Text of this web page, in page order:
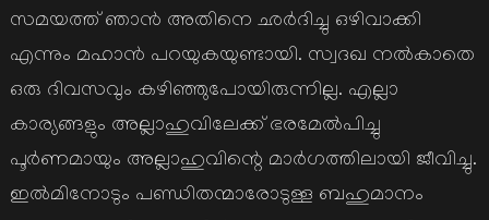
സമയത്ത് ഞാന്‍ അതിനെ ഛര്‍ദിച്ചു ഒഴിവാക്കി
എന്നും മഹാന്‍ പറയുകയുണ്ടായി. സ്വദഖ നല്‍കാതെ
ഒരു ദിവസവും കഴിഞ്ഞുപോയിരുന്നില്ല. എല്ലാ
കാര്യങ്ങളും അല്ലാഹുവിലേക്ക് ഭരമേല്‍പിച്ചു
പൂര്‍ണമായും അല്ലാഹുവിന്റെ മാര്‍ഗത്തിലായി ജീവിച്ചു.
ഇല്‍മിനോടും പണ്ഡിതന്മാരോടുള്ള ബഹുമാനം